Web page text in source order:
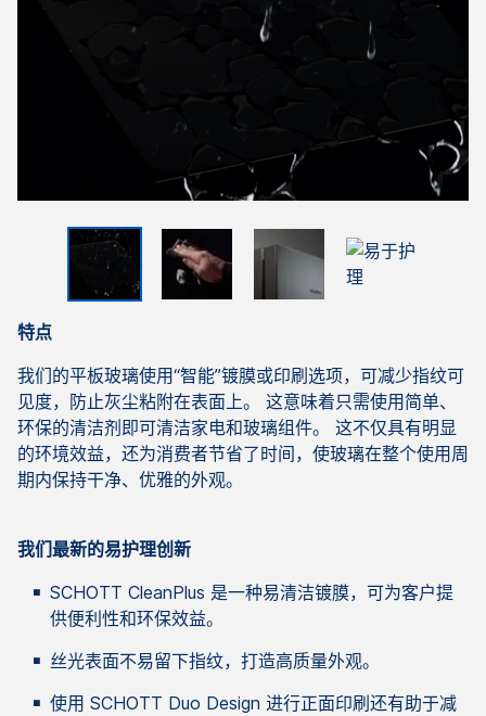
特点
我们的平板玻璃使用“智能”镀膜或印刷选项，可减少指纹可
见度，防止灰尘粘附在表面上。 这意味着只需使用简单、
环保的清洁剂即可清洁家电和玻璃组件。 这不仅具有明显
的环境效益，还为消费者节省了时间，使玻璃在整个使用周
期内保持干净、优雅的外观。
我们最新的易护理创新
SCHOTT CleanPlus 是一种易清洁镀膜，可为客户提
供便利性和环保效益。
丝光表面不易留下指纹，打造高质量外观。
使用 SCHOTT Duo Design 进行正面印刷还有助于减